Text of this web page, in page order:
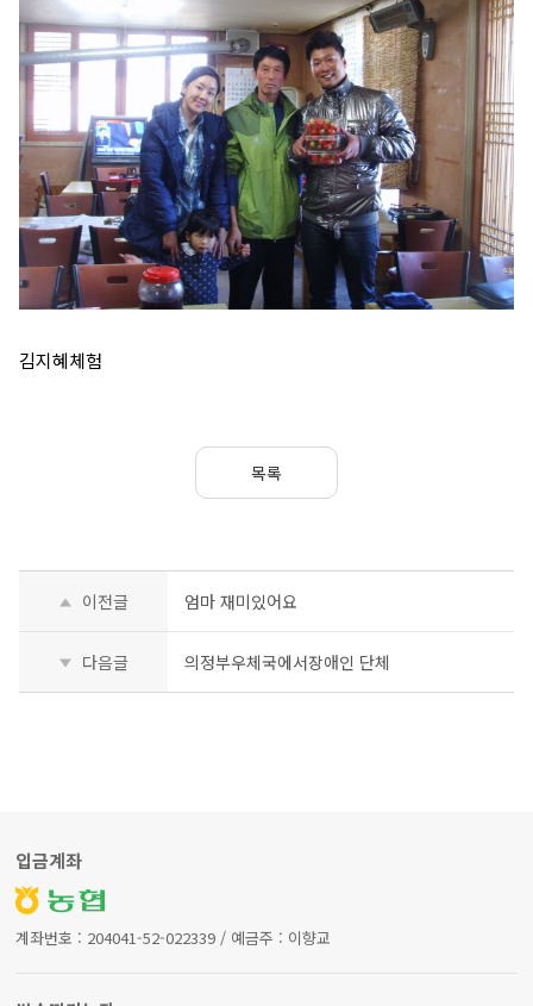
김지혜체험
목록
이전글 엄마 재미있어요
다음글 의정부우체국에서장애인 단체
입금계좌
계좌번호 : 204041-52-022339 / 예금주 : 이향교